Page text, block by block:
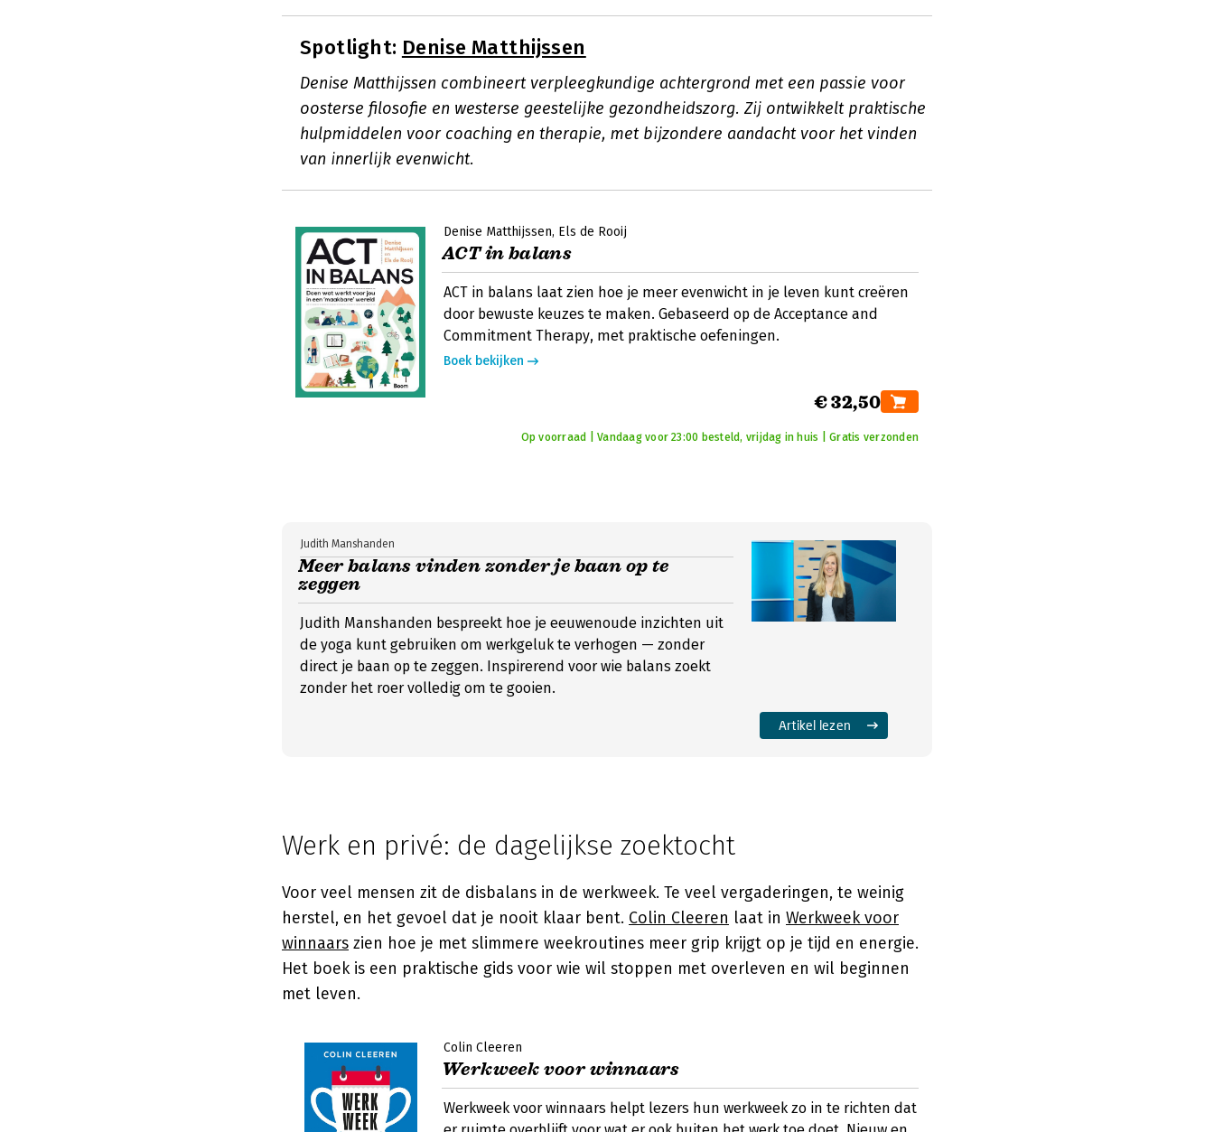
Spotlight: Denise Matthijssen
Denise Matthijssen combineert verpleegkundige achtergrond met een passie voor
oosterse filosofie en westerse geestelijke gezondheidszorg. Zij ontwikkelt praktische
hulpmiddelen voor coaching en therapie, met bijzondere aandacht voor het vinden
van innerlijk evenwicht.
Denise Matthijssen Els de Rooij
ACT in balans
ACT in balans laat zien hoe je meer evenwicht in je leven kunt creëren
door bewuste keuzes te maken. Gebaseerd op de Acceptance and
Commitment Therapy, met praktische oefeningen.
Boek bekijken
€ 32,50
Op voorraad | Vandaag voor 23:00 besteld, vrijdag in huis | Gratis verzonden
Meer balans vinden zonder je baan op te
zeggen
Judith Manshanden
Judith Manshanden bespreekt hoe je eeuwenoude inzichten uit
de yoga kunt gebruiken om werkgeluk te verhogen — zonder
direct je baan op te zeggen. Inspirerend voor wie balans zoekt
zonder het roer volledig om te gooien.
Artikel lezen
Werk en privé: de dagelijkse zoektocht
Voor veel mensen zit de disbalans in de werkweek. Te veel vergaderingen, te weinig
herstel, en het gevoel dat je nooit klaar bent. Colin Cleeren laat in Werkweek voor
winnaars zien hoe je met slimmere weekroutines meer grip krijgt op je tijd en energie.
Het boek is een praktische gids voor wie wil stoppen met overleven en wil beginnen
met leven.
Colin Cleeren
Werkweek voor winnaars
Werkweek voor winnaars helpt lezers hun werkweek zo in te richten dat